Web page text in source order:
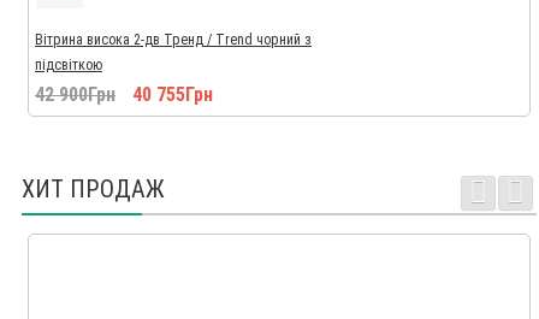
Вітрина висока 2-дв Тренд / Trend чорний з
підсвіткою
42 900Грн 40 755Грн
ХИТ ПРОДАЖ